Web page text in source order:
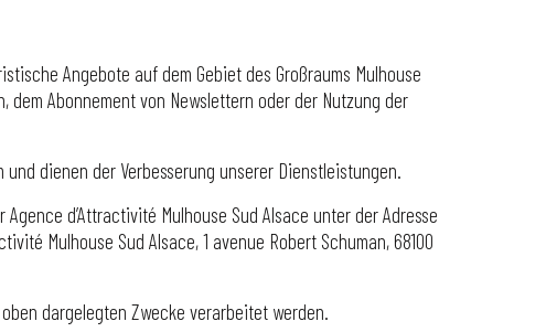
Angebote auf dem Gebiet des Großraums Mulhouse
Abonnement von Newslettern oder der Nutzung der
dienen der Verbesserung unserer Dienstleistungen.
d’Attractivité Mulhouse Sud Alsace unter der Adresse
Mulhouse Sud Alsace, 1 avenue Robert Schuman, 68100
dargelegten Zwecke verarbeitet werden.